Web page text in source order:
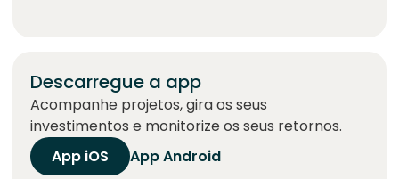
Descarregue a app
Acompanhe projetos, gira os seus
investimentos e monitorize os seus retornos.
App iOS
App Android